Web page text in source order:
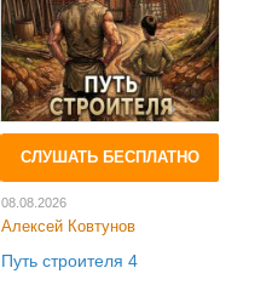
СЛУШАТЬ БЕСПЛАТНО
08.08.2026
Алексей Ковтунов
Путь строителя 4